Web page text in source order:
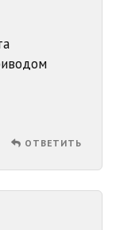
ОТВЕТИТЬ